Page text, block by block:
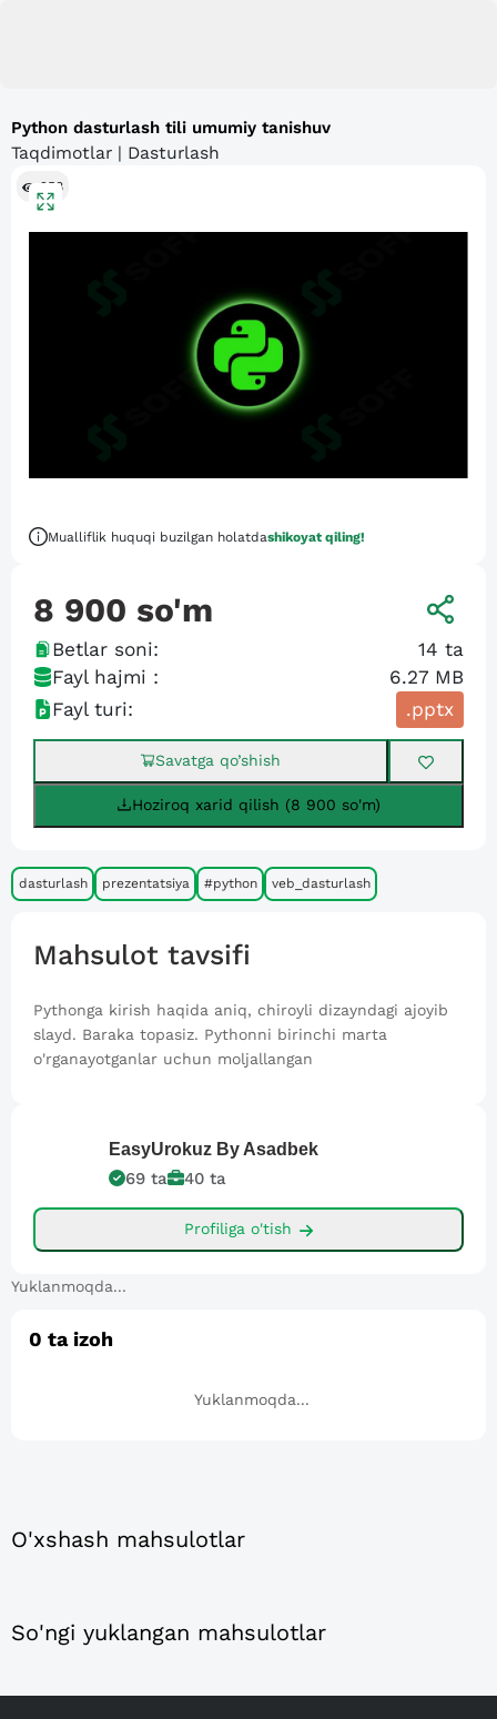
Python dasturlash tili umumiy tanishuv
Taqdimotlar | Dasturlash
258
Mualliflik huquqi buzilgan holatdashikoyat qiling!
8 900 so'm
Betlar soni: 14 ta
Fayl hajmi :
6.27 MB
Fayl turi:
.pptx
Savatga qo’shish
Hoziroq xarid qilish (8 900 so'm)
dasturlash prezentatsiya #python veb_dasturlash
Mahsulot tavsifi
Pythonga kirish haqida aniq, chiroyli dizayndagi ajoyib
slayd. Baraka topasiz. Pythonni birinchi marta
o'rganayotganlar uchun moljallangan
EasyUrokuz By Asadbek
69 ta 40 ta
Profiliga o'tish
Yuklanmoqda...
0 ta izoh
Yuklanmoqda...
O'xshash mahsulotlar
So'ngi yuklangan mahsulotlar